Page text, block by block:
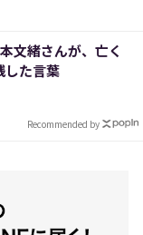
文緒さんが、亡く
した言葉
Recommended by